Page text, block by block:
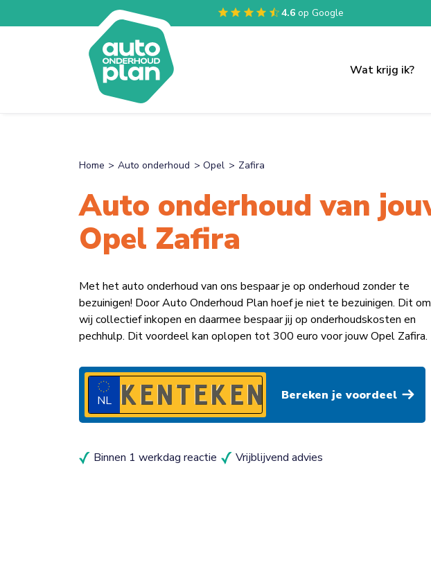
4.6 op Google
Wat krijg ik?
Home Auto onderhoud Opel Zafira
Auto onderhoud van
Opel Zafira
Met het auto onderhoud van ons bespaar je op onderhoud zonder te
bezuinigen! Door Auto Onderhoud Plan hoef je niet te bezuinigen. Dit
wij collectief inkopen en daarmee bespaar jij op onderhoudskosten en
pechhulp. Dit voordeel kan oplopen tot 300 euro voor jouw Opel Zafira.
NL
Binnen 1 werkdag reactie Vrijblijvend advies